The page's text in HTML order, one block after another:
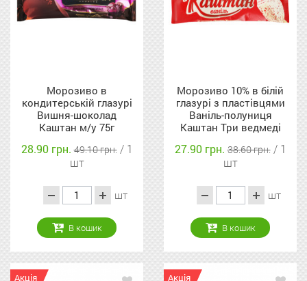
Морозиво в
кондитерській глазурі
Вишня-шоколад
Каштан м/у 75г
28.90 грн.49.10 грн. / 1
шт
шт
В кошик
Морозиво 10% в білій
глазурі з пластівцями
Ваніль-полуниця
Каштан Три ведмеді
27.90 грн.38.60 грн. / 1
шт
шт
В кошик
Акція Акція